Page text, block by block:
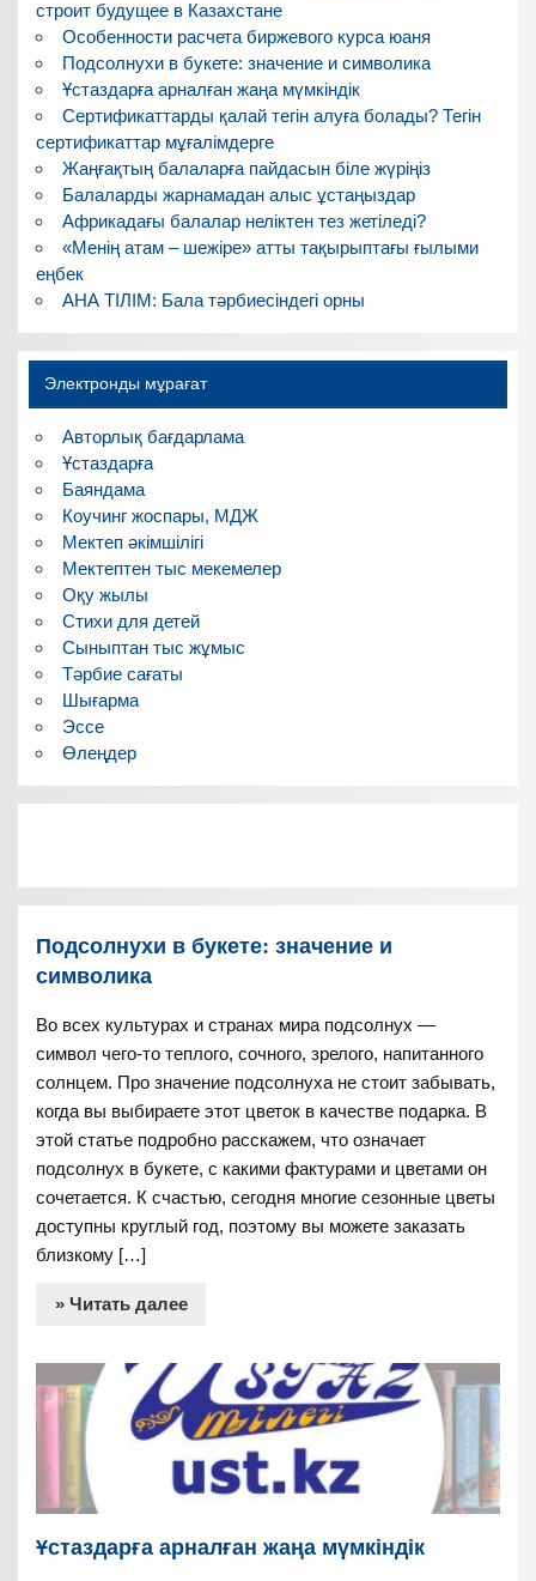
строит будущее в Казахстане
Особенности расчета биржевого курса юаня
Подсолнухи в букете: значение и символика
Ұстаздарға арналған жаңа мүмкіндік
Сертификаттарды қалай тегін алуға болады? Тегін
сертификаттар мұғалімдерге
Жаңғақтың балаларға пайдасын біле жүріңіз
Балаларды жарнамадан алыс ұстаңыздар
Африкадағы балалар неліктен тез жетіледі?
«Менің атам – шежіре» атты тақырыптағы ғылыми
еңбек
АНА ТІЛІМ: Бала тәрбиесіндегі орны
Электронды мұрағат
Авторлық бағдарлама
Ұстаздарға
Баяндама
Коучинг жоспары, МДЖ
Мектеп әкімшілігі
Мектептен тыс мекемелер
Оқу жылы
Стихи для детей
Сыныптан тыс жұмыс
Тәрбие сағаты
Шығарма
Эссе
Өлеңдер
Подсолнухи в букете: значение и
символика
Во всех культурах и странах мира подсолнух —
символ чего-то теплого, сочного, зрелого, напитанного
солнцем. Про значение подсолнуха не стоит забывать,
когда вы выбираете этот цветок в качестве подарка. В
этой статье подробно расскажем, что означает
подсолнух в букете, с какими фактурами и цветами он
сочетается. К счастью, сегодня многие сезонные цветы
доступны круглый год, поэтому вы можете заказать
близкому […]
» Читать далее
Ұстаздарға арналған жаңа мүмкіндік